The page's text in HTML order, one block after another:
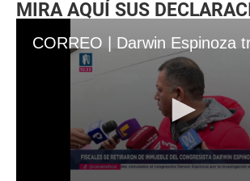
MIRA AQUÍ SUS